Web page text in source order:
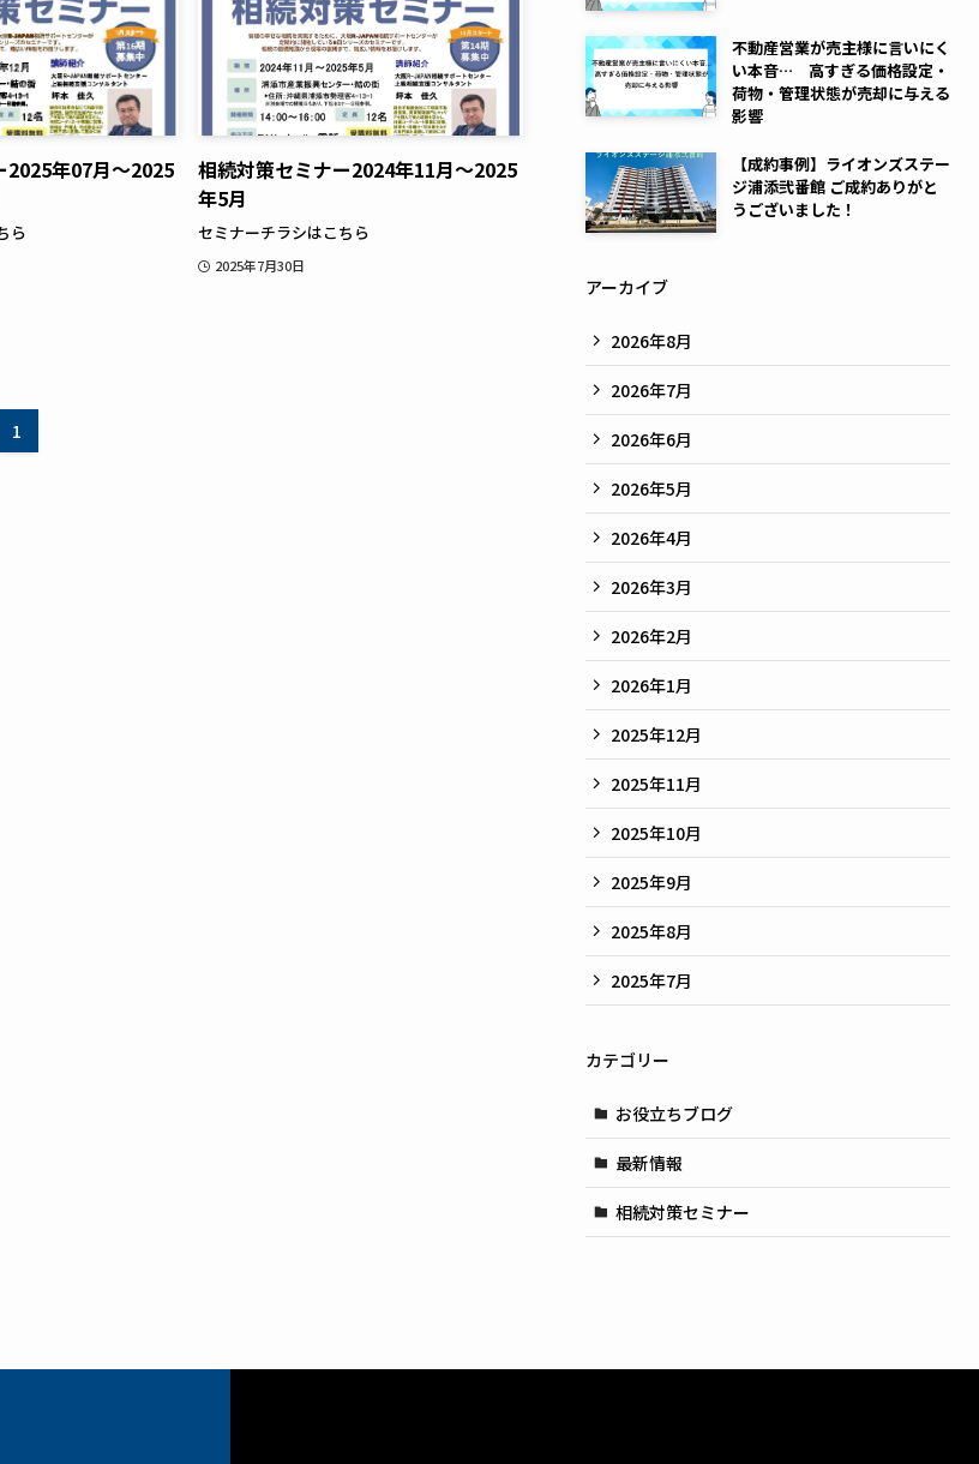
2025年07月～2025
ら
相続対策セミナー2024年11月～2025
年5月
セミナーチラシはこちら
2025年7月30日
1
不動産営業が売主様に言いにく
い本音… 高すぎる価格設定・
荷物・管理状態が売却に与える
影響
【成約事例】ライオンズステー
ジ浦添弐番館 ご成約ありがと
うございました！
アーカイブ
2026年8月
2026年7月
2026年6月
2026年5月
2026年4月
2026年3月
2026年2月
2026年1月
2025年12月
2025年11月
2025年10月
2025年9月
2025年8月
2025年7月
カテゴリー
お役立ちブログ
最新情報
相続対策セミナー